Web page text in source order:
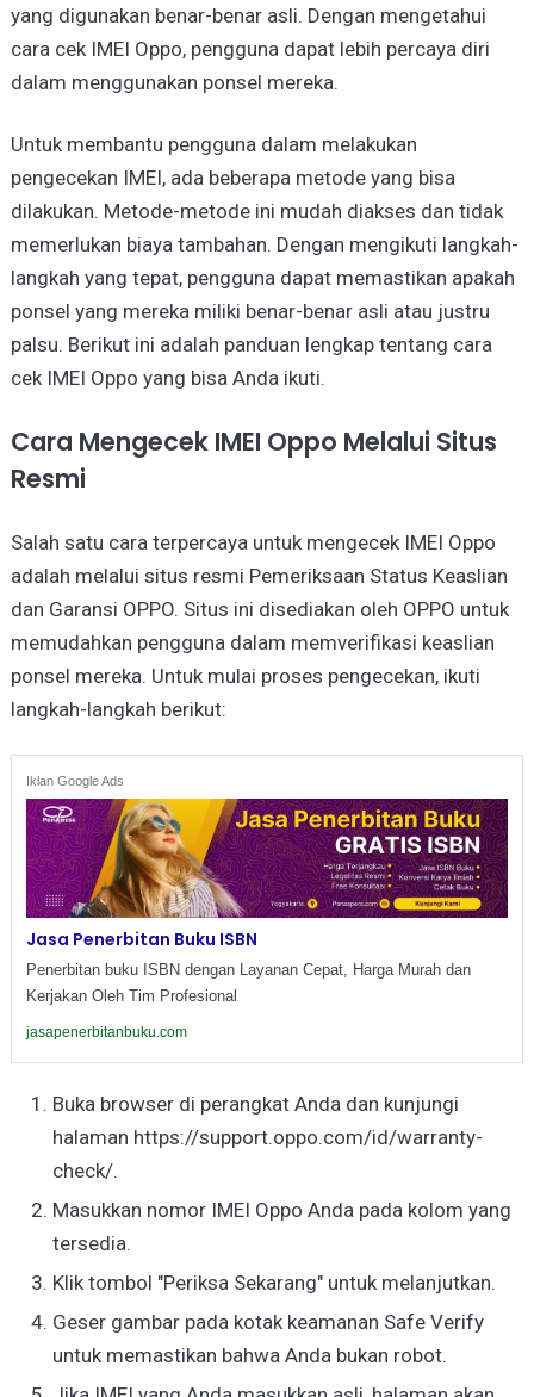
yang digunakan benar-benar asli. Dengan mengetahui
cara cek IMEI Oppo, pengguna dapat lebih percaya diri
dalam menggunakan ponsel mereka.
Untuk membantu pengguna dalam melakukan
pengecekan IMEI, ada beberapa metode yang bisa
dilakukan. Metode-metode ini mudah diakses dan tidak
memerlukan biaya tambahan. Dengan mengikuti langkah-
langkah yang tepat, pengguna dapat memastikan apakah
ponsel yang mereka miliki benar-benar asli atau justru
palsu. Berikut ini adalah panduan lengkap tentang cara
cek IMEI Oppo yang bisa Anda ikuti.
Cara Mengecek IMEI Oppo Melalui Situs
Resmi
Salah satu cara terpercaya untuk mengecek IMEI Oppo
adalah melalui situs resmi Pemeriksaan Status Keaslian
dan Garansi OPPO. Situs ini disediakan oleh OPPO untuk
memudahkan pengguna dalam memverifikasi keaslian
ponsel mereka. Untuk mulai proses pengecekan, ikuti
langkah-langkah berikut:
Iklan Google Ads
Jasa Penerbitan Buku ISBN
Penerbitan buku ISBN dengan Layanan Cepat, Harga Murah dan
Kerjakan Oleh Tim Profesional
jasapenerbitanbuku.com
Buka browser di perangkat Anda dan kunjungi
halaman https://support.oppo.com/id/warranty-
check/.
Masukkan nomor IMEI Oppo Anda pada kolom yang
tersedia.
Klik tombol "Periksa Sekarang" untuk melanjutkan.
Geser gambar pada kotak keamanan Safe Verify
untuk memastikan bahwa Anda bukan robot.